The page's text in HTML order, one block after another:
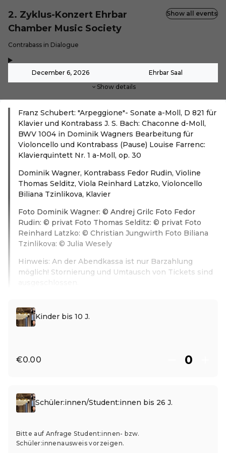
2. Zyklus-Konzert Ehrbar
Chamber Music Society
-Contrabass in Dialogue
December 6, 2026 Ehrbar Saal
Show details
Show all events
Franz Schubert: "Arpeggione"- Sonate a-Moll, D 821 für
Klavier und Kontrabass J. S. Bach: Chaconne d-Moll,
BWV 1004 in Dominik Wagners Bearbeitung für
Violoncello und Kontrabass (Pause) Louise Farrenc:
Klavierquintett Nr. 1 a-Moll, op. 30
Dominik Wagner, Kontrabass Fedor Rudin, Violine
Thomas Selditz, Viola Reinhard Latzko, Violoncello
Biliana Tzinlikova, Klavier
Foto Dominik Wagner: © Andrej Grilc Foto Fedor
Rudin: © privat Foto Thomas Selditz: © privat Foto
Reinhard Latzko: © Christian Jungwirth Foto Biliana
Tzinlikova: © Julia Wesely
Hinweis: An der Abendkassa ist nur Barzahlung
möglich! Stornierung und Umtausch von Tickets sind
Kinder bis 10 J.
€0.00
Schüler:innen/Student:innen bis 26 J.
Bitte auf Anfrage Student:innen- bzw.
Schüler:innenausweis vorzeigen.